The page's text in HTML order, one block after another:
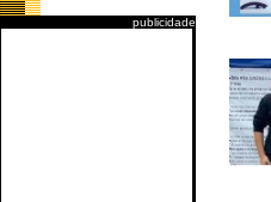
publicidade